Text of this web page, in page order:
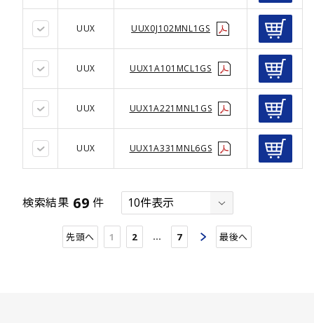
UUX UUX0J102MNL1GS
UUX UUX1A101MCL1GS
UUX UUX1A221MNL1GS
UUX UUX1A331MNL6GS
検索結果 69 件
先頭へ 1 2 … 7 最後へ